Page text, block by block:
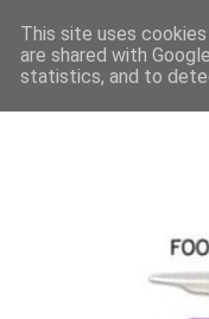
This site uses
are shared with
statistics, and to